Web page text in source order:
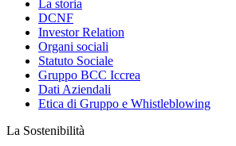
La storia
DCNF
Investor Relation
Organi sociali
Statuto Sociale
Gruppo BCC Iccrea
Dati Aziendali
Etica di Gruppo e Whistleblowing
La Sostenibilità